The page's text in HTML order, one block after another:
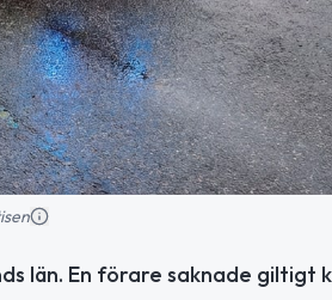
län. En förare saknade giltigt